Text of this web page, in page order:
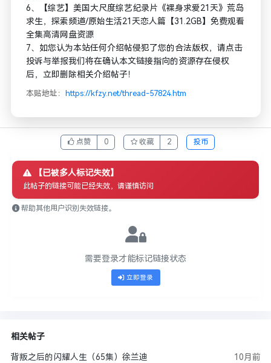
6、【综艺】美国大尺度综艺纪录片《裸身求爱21天》荒岛
求生，探索频道/原始生活21天恋人篇【31.2GB】免费观看
全集高清网盘资源
7、如您认为本站任何介绍帖侵犯了您的合法版权，请点击
投诉与举报我们将在确认本文链接指向的资源存在侵权
后，立即删除相关介绍帖子！
本贴地址： https://kfzy.net/thread-57824.htm
点赞 0 收藏 2 投币
【已被多人标记失效】
此帖子的链接可能已经失效，请谨慎访问
帮助其他用户识别失效链接。
需要登录才能标记链接状态
立即登录
相关帖子
背叛之后的闪耀人生（65集）徐兰迪
10月前